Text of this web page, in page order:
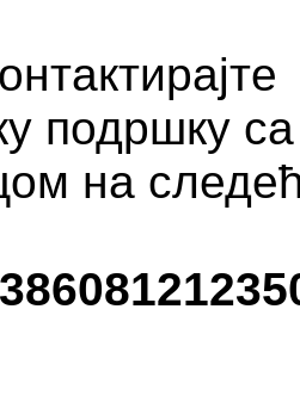
подршку са
на